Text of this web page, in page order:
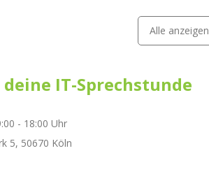
Alle anzeigen
IT-Sprechstunde
- 18:00 Uhr
5, 50670 Köln